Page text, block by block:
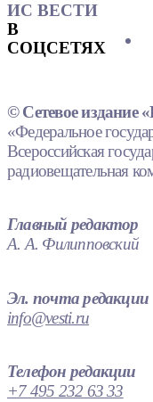
ИС ВЕСТИ
В
СОЦСЕТЯХ
© Сетевое издание
«Федеральное
Всероссийская
радиовещательная
Главный редактор
А. А. Филипповский
Эл. почта редакции
info@vesti.ru
Телефон редакции
+7 495 232 63 33